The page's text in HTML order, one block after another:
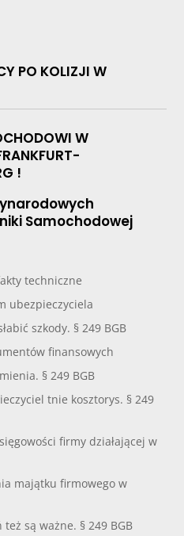
PO KOLIZJI W
W
!
Samochodowej
techniczne
ubezpieczyciela
szkody. § 249 BGB
finansowych
§ 249 BGB
tnie kosztorys. § 249
firmy działającej w
majątku firmowego w
są ważne. § 249 BGB